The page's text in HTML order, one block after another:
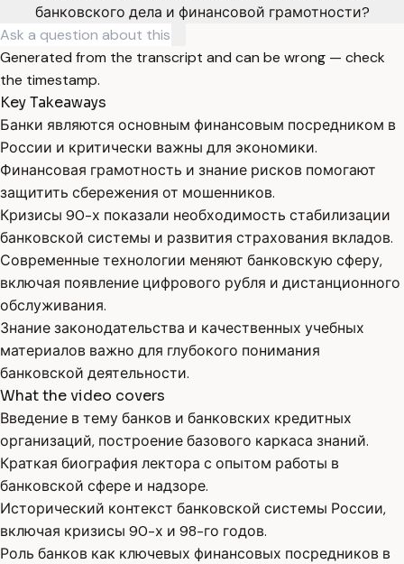
банковского дела и финансовой грамотности?
Generated from the transcript and can be wrong — check
the timestamp.
Key Takeaways
Банки являются основным финансовым посредником в
России и критически важны для экономики.
Финансовая грамотность и знание рисков помогают
защитить сбережения от мошенников.
Кризисы 90-х показали необходимость стабилизации
банковской системы и развития страхования вкладов.
Современные технологии меняют банковскую сферу,
включая появление цифрового рубля и дистанционного
обслуживания.
Знание законодательства и качественных учебных
материалов важно для глубокого понимания
банковской деятельности.
What the video covers
Введение в тему банков и банковских кредитных
организаций, построение базового каркаса знаний.
Краткая биография лектора с опытом работы в
банковской сфере и надзоре.
Исторический контекст банковской системы России,
включая кризисы 90-х и 98-го годов.
Роль банков как ключевых финансовых посредников в